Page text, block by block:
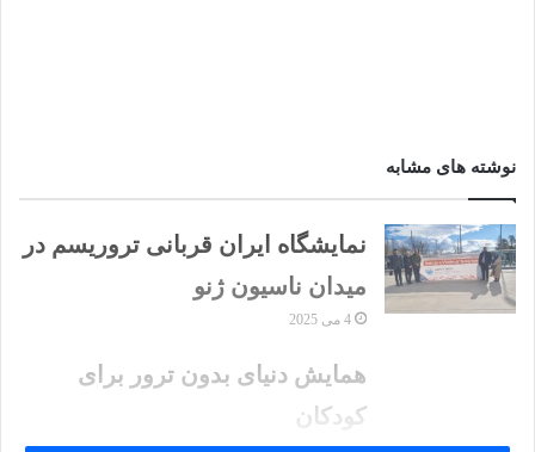
نوشته های مشابه
نمایشگاه ایران قربانی تروریسم در
میدان ناسیون ژنو
4 می 2025
همایش دنیای بدون ترور برای
کودکان